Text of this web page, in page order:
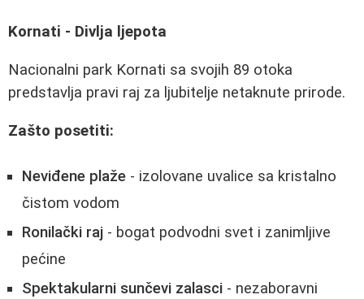
Kornati - Divlja ljepota
Nacionalni park Kornati sa svojih 89 otoka
predstavlja pravi raj za ljubitelje netaknute prirode.
Zašto posetiti:
Neviđene plaže - izolovane uvalice sa kristalno
čistom vodom
Ronilački raj - bogat podvodni svet i zanimljive
pećine
Spektakularni sunčevi zalasci - nezaboravni